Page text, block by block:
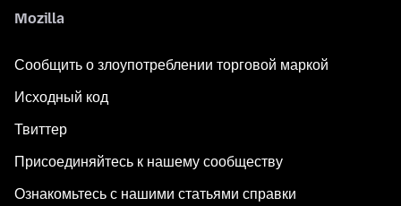
Mozilla
Сообщить о злоупотреблении торговой маркой
Исходный код
Твиттер
Присоединяйтесь к нашему сообществу
Ознакомьтесь с нашими статьями справки